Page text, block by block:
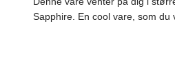
Sapphire. En cool vare, som